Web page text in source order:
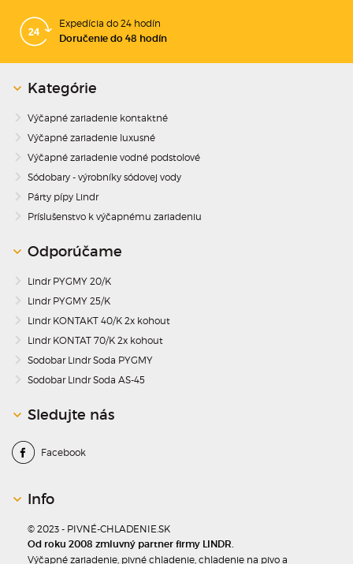
Expedícia do 24 hodín
Doručenie do 48 hodín
Kategórie
Výčapné zariadenie kontaktné
Výčapné zariadenie luxusné
Výčapné zariadenie vodné podstolové
Sódobary - výrobníky sódovej vody
Párty pípy Lindr
Príslušenstvo k výčapnému zariadeniu
Odporúčame
Lindr PYGMY 20/K
Lindr PYGMY 25/K
Lindr KONTAKT 40/K 2x kohout
Lindr KONTAT 70/K 2x kohout
Sodobar Lindr Soda PYGMY
Sodobar Lindr Soda AS-45
Sledujte nás
Facebook
Info
© 2023 - PIVNÉ-CHLADENIE.SK
Od roku 2008 zmluvný partner firmy LINDR.
Výčapné zariadenie, pivné chladenie, chladenie na pivo a